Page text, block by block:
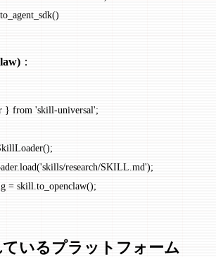
：
} from 'skill-universal';
();
load('skills/research/SKILL.md');
= skill.to_openclaw();
いるプラットフォーム